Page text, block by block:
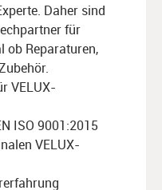
Daher sind
für
ob Reparaturen,
VELUX-
ISO 9001:2015
VELUX-